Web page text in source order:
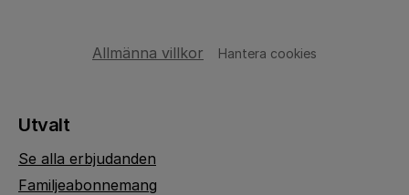
Allmänna villkor Hantera cookies
Utvalt
Se alla erbjudanden
Familjeabonnemang